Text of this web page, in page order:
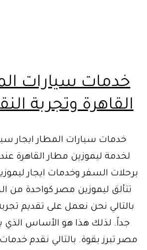
خدمات سيارات
القاهرة وتجربة
خدمات سيارات المطار ايجار
لخدمة ليموزين مطار القاهرة
برحلات السفر وخدمات ايجار
تتألق ليموزين مصر كواحدة من
بالتالي نحن نعمل على تقديم
جداً. لذلك هذا هو الأساس الذي
مصر تبرز بقوة. بالتالي نقدم